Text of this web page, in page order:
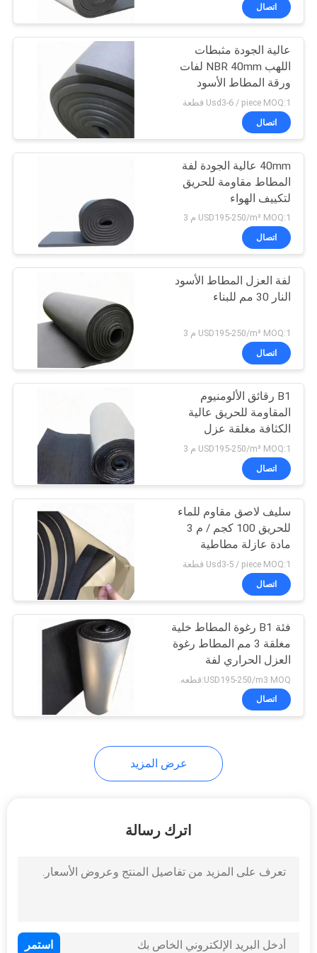
مراقبة
الجودة
اتصل
BLOG
اطلب
اقتباس
خريطة
PRIVACY
POLICY
ورقة المطاط مقاومة
للحريق
31
لفة العزل المطاط
28
مجلس عزل الصوت
21
أنبوب عزل المطاط
النتريل
25
وسادة الحديد الرغوية
23
الإسفنجي
اتصال
عالية الجودة مثبطات
اللهب NBR 40mm لفات
ورقة المطاط الأسود
Usd3-6 / piece MOQ:1 قطعة
اتصال
40mm عالية الجودة لفة
المطاط مقاومة للحريق
لتكييف الهواء
USD195-250/m³ MOQ:1 م 3
اتصال
لفة العزل المطاط الأسود
النار 30 مم للبناء
USD195-250/m³ MOQ:1 م 3
اتصال
B1 رقائق الألومنيوم
المقاومة للحريق عالية
الكثافة مغلقة عزل
المطاط الخلية
USD195-250/m³ MOQ:1 م 3
اتصال
سليف لاصق مقاوم للماء
للحريق 100 كجم / م 3
مادة عازلة مطاطية
Usd3-5 / piece MOQ:1 قطعة
اتصال
فئة B1 رغوة المطاط خلية
مغلقة 3 مم المطاط رغوة
العزل الحراري لفة
USD195-250/m3 MOQ:قطعه.
اتصال
عرض المزيد
اترك رسالة